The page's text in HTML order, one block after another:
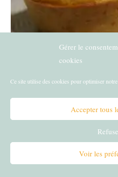
Gérer le
cookies
Ce site utilise des cookies pour optimiser
Accepter tous
Voir les
Faire aimer la courge aux
Marie du blog secrets de